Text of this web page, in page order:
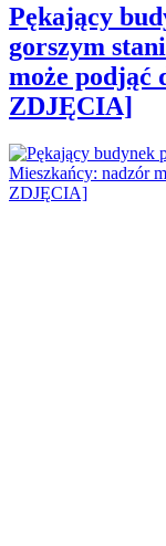
Pękający
gorszym
może podjąć
ZDJĘCIA]